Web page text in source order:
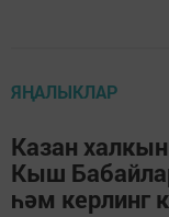
ЯҢАЛЫКЛАР
Казан
Кыш
һәм керлинг